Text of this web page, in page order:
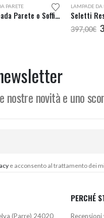
PARETE
Redo Group Torsion Lampada Parete o Soffitto LED
LAMPADE DA
Seletti
397,00€
nostre novità e uno
e acconsento al trattamento dei
(Parre) 24020
PERCHÉ